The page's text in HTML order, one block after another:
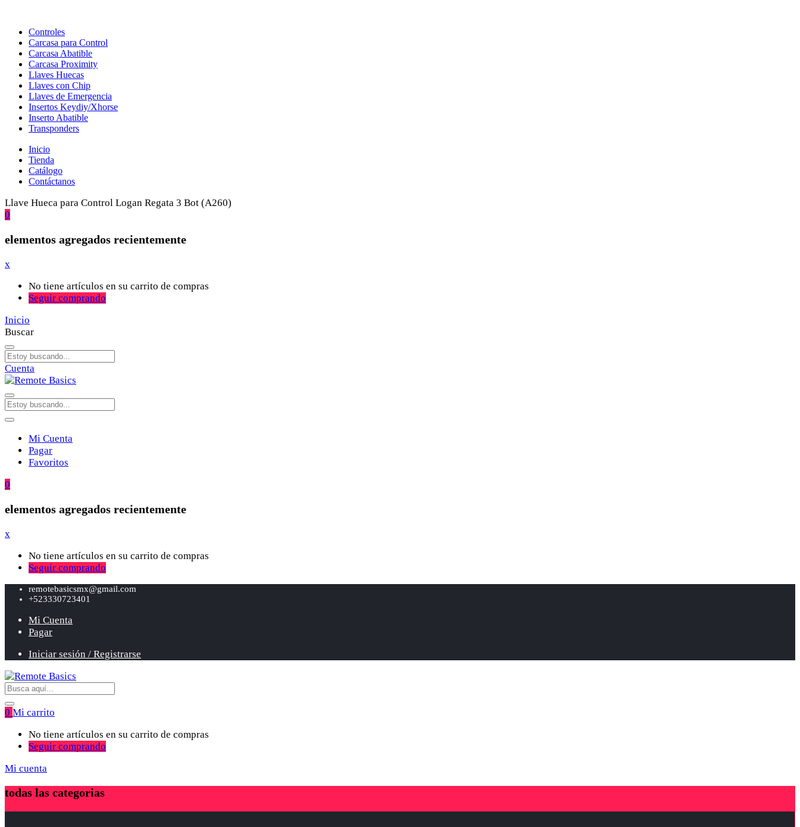
Controles
Carcasa para Control
Carcasa Abatible
Carcasa Proximity
Llaves Huecas
Llaves con Chip
Llaves de Emergencia
Insertos Keydiy/Xhorse
Inserto Abatible
Transponders
Inicio
Tienda
Catálogo
Contáctanos
Llave Hueca para Control Logan Regata 3 Bot (A260)
0
elementos agregados recientemente
x
No tiene artículos en su carrito de compras
Seguir comprando
Inicio
Buscar
Cuenta
Mi Cuenta
Pagar
Favoritos
0
elementos agregados recientemente
x
No tiene artículos en su carrito de compras
Seguir comprando
remotebasicsmx@gmail.com
+523330723401
Mi Cuenta
Pagar
Iniciar sesión / Registrarse
0 Mi carrito
No tiene artículos en su carrito de compras
Seguir comprando
Mi cuenta
todas las categorias